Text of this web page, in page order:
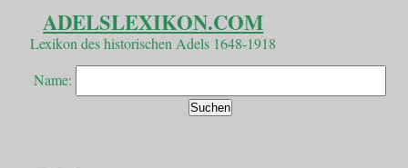
ADELSLEXIKON.COM
Lexikon des historischen Adels 1648-1918
Name: